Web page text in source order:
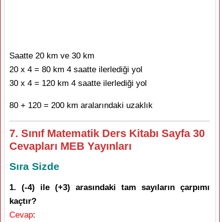
Saatte 20 km ve 30 km
20 x 4 = 80 km 4 saatte ilerlediği yol
30 x 4 = 120 km 4 saatte ilerlediği yol
80 + 120 = 200 km aralarındaki uzaklık
7. Sınıf Matematik Ders Kitabı Sayfa 30
Cevapları MEB Yayınları
Sıra Sizde
1. (-4) ile (+3) arasındaki tam sayıların çarpımı
kaçtır?
Cevap: